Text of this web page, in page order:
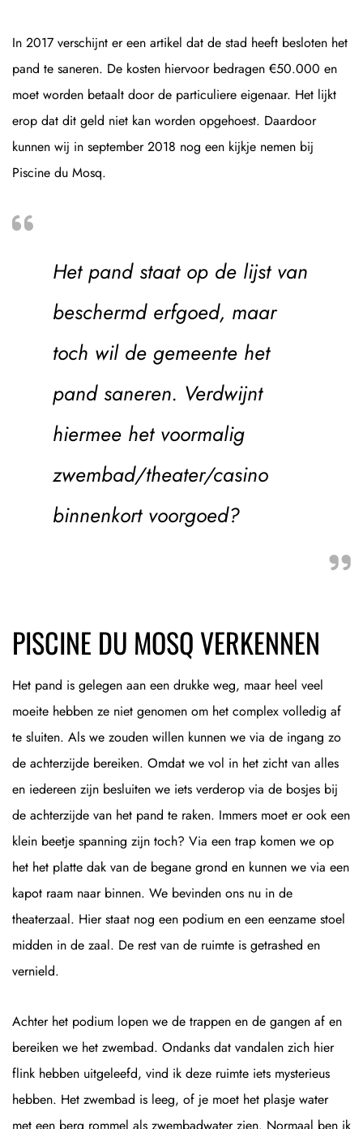
In 2017 verschijnt er een artikel dat de stad heeft besloten het
pand te saneren. De kosten hiervoor bedragen €50.000 en
moet worden betaalt door de particuliere eigenaar. Het lijkt
erop dat dit geld niet kan worden opgehoest. Daardoor
kunnen wij in september 2018 nog een kijkje nemen bij
Piscine du Mosq.
Het pand staat op de lijst van
beschermd erfgoed, maar
toch wil de gemeente het
pand saneren. Verdwijnt
hiermee het voormalig
zwembad/theater/casino
binnenkort voorgoed?
PISCINE DU MOSQ VERKENNEN
Het pand is gelegen aan een drukke weg, maar heel veel
moeite hebben ze niet genomen om het complex volledig af
te sluiten. Als we zouden willen kunnen we via de ingang zo
de achterzijde bereiken. Omdat we vol in het zicht van alles
en iedereen zijn besluiten we iets verderop via de bosjes bij
de achterzijde van het pand te raken. Immers moet er ook een
klein beetje spanning zijn toch? Via een trap komen we op
het het platte dak van de begane grond en kunnen we via een
kapot raam naar binnen. We bevinden ons nu in de
theaterzaal. Hier staat nog een podium en een eenzame stoel
midden in de zaal. De rest van de ruimte is getrashed en
vernield.
Achter het podium lopen we de trappen en de gangen af en
bereiken we het zwembad. Ondanks dat vandalen zich hier
flink hebben uitgeleefd, vind ik deze ruimte iets mysterieus
hebben. Het zwembad is leeg, of je moet het plasje water
met een berg rommel als zwembadwater zien. Normaal ben ik